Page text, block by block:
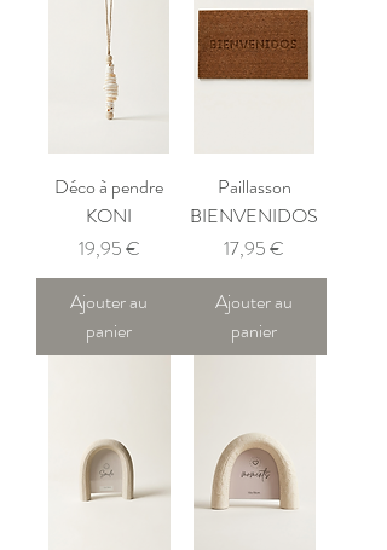
Déco à pendre
KONI
Prix
19,95 €
Ajouter au
panier
Paillasson
BIENVENIDOS
Prix
17,95 €
Ajouter au
panier